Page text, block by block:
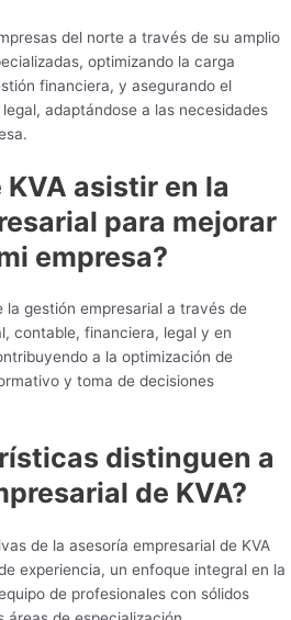
del norte a través de su amplio
optimizando la carga
financiera, y asegurando el
adaptándose a las necesidades
KVA asistir en la
para mejorar
empresa?
la gestión empresarial a través de
contable, financiera, legal y en
a la optimización de
y toma de decisiones
distinguen a
de KVA?
de la asesoría empresarial de KVA
experiencia, un enfoque integral en la
de profesionales con sólidos